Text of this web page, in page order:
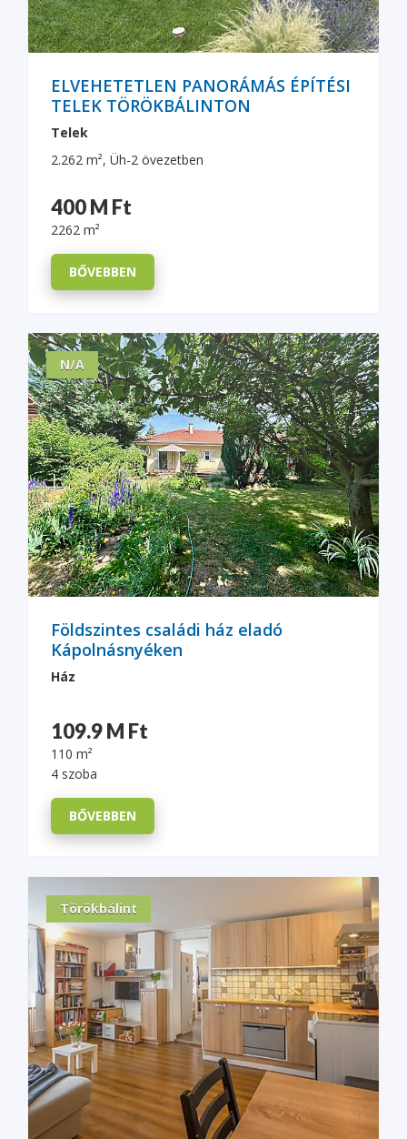
ELVEHETETLEN PANORÁMÁS ÉPÍTÉSI
TELEK TÖRÖKBÁLINTON
Telek
2.262 m², Üh-2 övezetben
400 M Ft
2262 m²
BŐVEBBEN
N/A
Földszintes családi ház eladó
Kápolnásnyéken
Ház
109.9 M Ft
110 m²
4 szoba
BŐVEBBEN
Törökbálint